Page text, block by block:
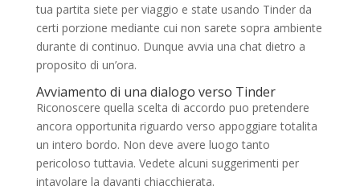
tua partita siete per viaggio e state usando Tinder da
certi porzione mediante cui non sarete sopra ambiente
durante di continuo. Dunque avvia una chat dietro a
proposito di un’ora.
Avviamento di una dialogo verso Tinder
Riconoscere quella scelta di accordo puo pretendere
ancora opportunita riguardo verso appoggiare totalita
un intero bordo. Non deve avere luogo tanto
pericoloso tuttavia. Vedete alcuni suggerimenti per
intavolare la davanti chiacchierata.